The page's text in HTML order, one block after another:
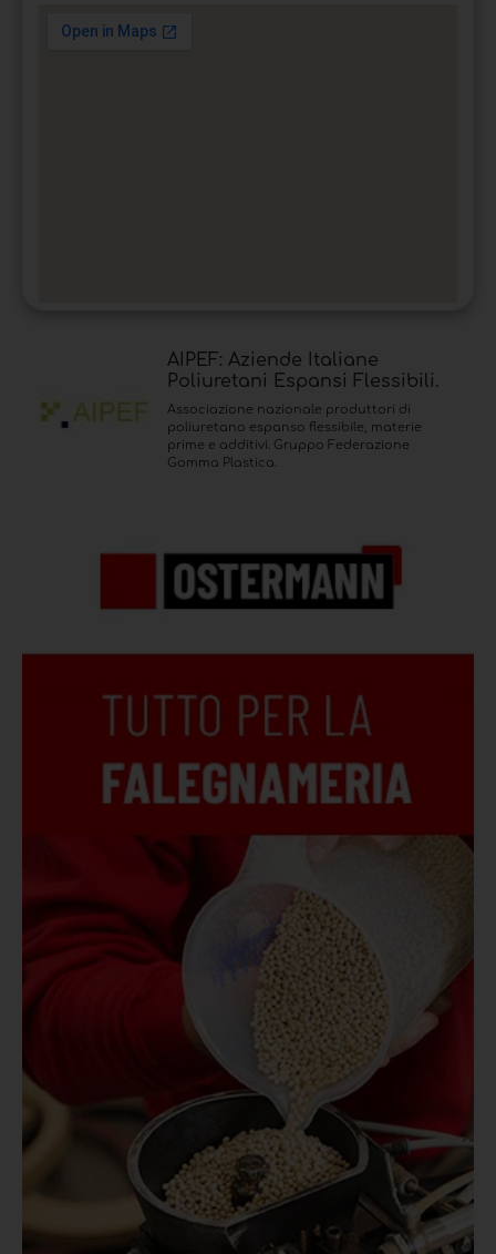
AIPEF: Aziende Italiane
Poliuretani Espansi Flessibili.
Associazione nazionale produttori di
poliuretano espanso flessibile, materie
prime e additivi. Gruppo Federazione
Gomma Plastica.